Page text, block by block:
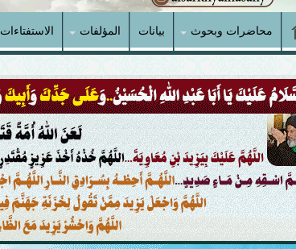
محاضرات وبحوث بيانات المؤلفات الاستفتاءات